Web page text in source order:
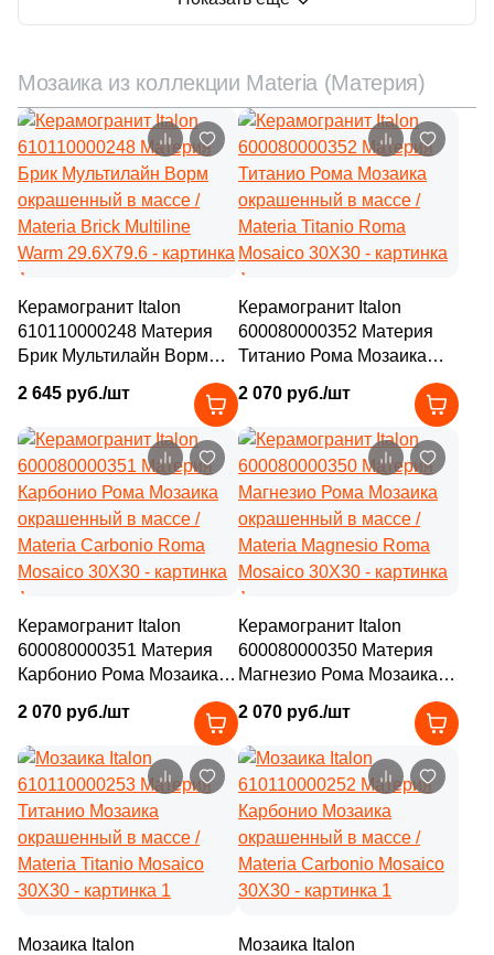
Мозаика из коллекции Materia (Материя)
Керамогранит Italon
610110000248 Материя
Брик Мультилайн Ворм
Materia Brick Multiline
Warm 29.6X79.6
2 645 руб./шт
Керамогранит Italon
600080000352 Материя
Титанио Рома Мозаика
Materia Titanio Roma
Mosaico 30X30
2 070 руб./шт
Керамогранит Italon
600080000351 Материя
Карбонио Рома Мозаика
Materia Carbonio Roma
Mosaico 30X30
2 070 руб./шт
Керамогранит Italon
600080000350 Материя
Магнезио Рома Мозаика
Materia Magnesio Roma
Mosaico 30X30
2 070 руб./шт
Мозаика Italon
Мозаика Italon